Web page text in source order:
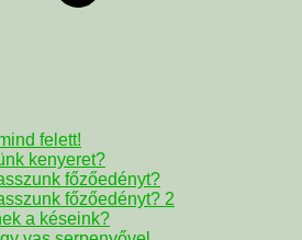
felett!
kenyeret?
főzőedényt?
főzőedényt? 2
a késeink?